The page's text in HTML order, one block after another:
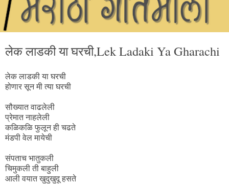
लेक लाडकी या घरची,Lek Ladaki Ya Gharachi
लेक लाडकी या घरची
होणार सून मी त्या घरची
सौख्यात वाढलेली
प्रेमात नाहलेली
कळिकळि फुलून ही चढते
मंडपी वेल मायेची
संपताच भातुकली
चिमुकली ती बाहुली
आली वयात खुदुखुदू हसते